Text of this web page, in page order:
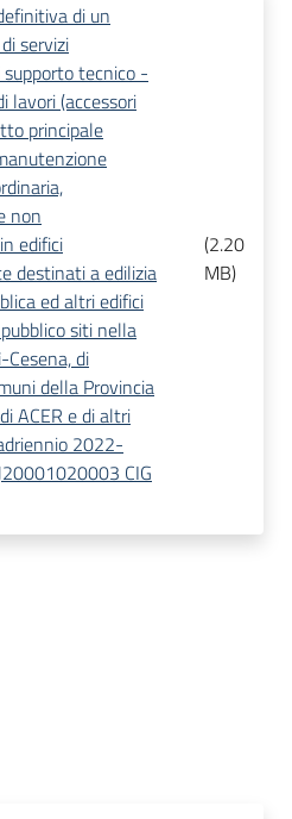
di un
servizi
tecnico -
lavori (accessori
principale
non
edifici
destinati a edilizia
ed altri edifici
siti nella
Cesena, di
della Provincia
ACER e di altri
2022-
CIG
(2.20
MB)